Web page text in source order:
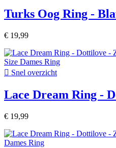
Turks Oog Ring -
€ 19,99
 Snel overzicht
Lace Dream Ring -
€ 19,99